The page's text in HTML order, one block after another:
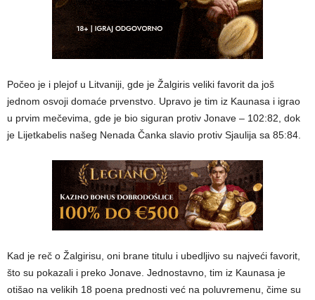
Počeo je i plejof u Litvaniji, gde je Žalgiris veliki favorit da još
jednom osvoji domaće prvenstvo. Upravo je tim iz Kaunasa i igrao
u prvim mečevima, gde je bio siguran protiv Jonave – 102:82, dok
je Lijetkabelis našeg Nenada Čanka slavio protiv Sjaulija sa 85:84.
Kad je reč o Žalgirisu, oni brane titulu i ubedljivo su najveći favorit,
što su pokazali i preko Jonave. Jednostavno, tim iz Kaunasa je
otišao na velikih 18 poena prednosti već na poluvremenu, čime su